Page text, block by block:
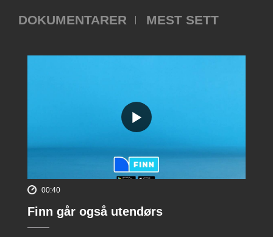
DOKUMENTARER
MEST SETT
00:40
Finn går også utendørs